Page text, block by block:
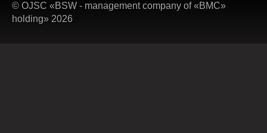
© OJSC «BSW - management company of «BMC»
holding» 2026